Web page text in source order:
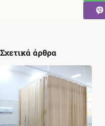
Σχετικά άρθρα